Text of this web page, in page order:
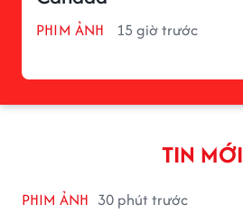
PHIM ẢNH 15 giờ trước
TIN MỚI
PHIM ẢNH 30 phút trước